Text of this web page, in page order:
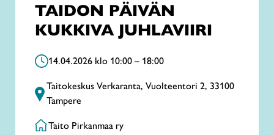
TAIDON PÄIVÄN
KUKKIVA JUHLAVIIRI
14.04.2026 klo 10:00 – 18:00
Taitokeskus Verkaranta, Vuolteentori 2, 33100
Tampere
Taito Pirkanmaa ry